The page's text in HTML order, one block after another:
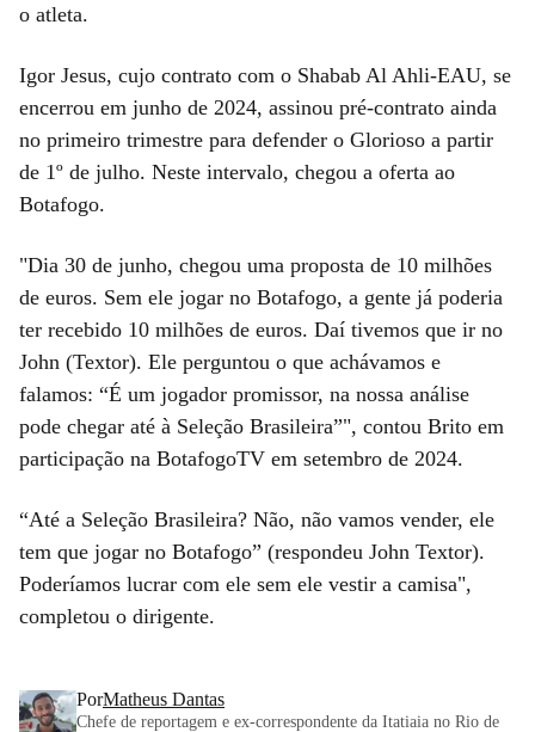
o atleta.
Igor Jesus, cujo contrato com o Shabab Al Ahli-EAU, se
encerrou em junho de 2024, assinou pré-contrato ainda
no primeiro trimestre para defender o Glorioso a partir
de 1º de julho. Neste intervalo, chegou a oferta ao
Botafogo.
"Dia 30 de junho, chegou uma proposta de 10 milhões
de euros. Sem ele jogar no Botafogo, a gente já poderia
ter recebido 10 milhões de euros. Daí tivemos que ir no
John (Textor). Ele perguntou o que achávamos e
falamos: “É um jogador promissor, na nossa análise
pode chegar até à Seleção Brasileira”", contou Brito em
participação na BotafogoTV em setembro de 2024.
“Até a Seleção Brasileira? Não, não vamos vender, ele
tem que jogar no Botafogo” (respondeu John Textor).
Poderíamos lucrar com ele sem ele vestir a camisa",
completou o dirigente.
PorMatheus Dantas
Chefe de reportagem e ex-correspondente da Itatiaia no Rio de